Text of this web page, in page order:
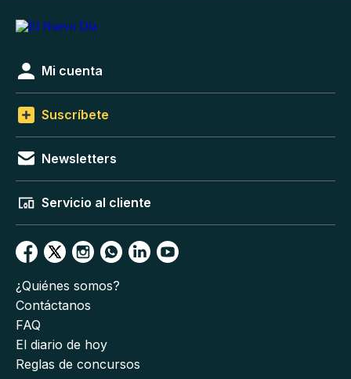
Mi cuenta
Suscríbete
Newsletters
Servicio al cliente
¿Quiénes somos?
Contáctanos
FAQ
El diario de hoy
Reglas de concursos